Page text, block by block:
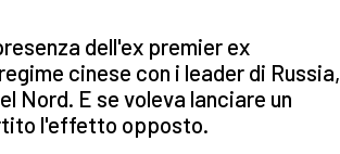
dell'ex premier ex
cinese con i leader di Russia,
Nord. E se voleva lanciare un
l'effetto opposto.